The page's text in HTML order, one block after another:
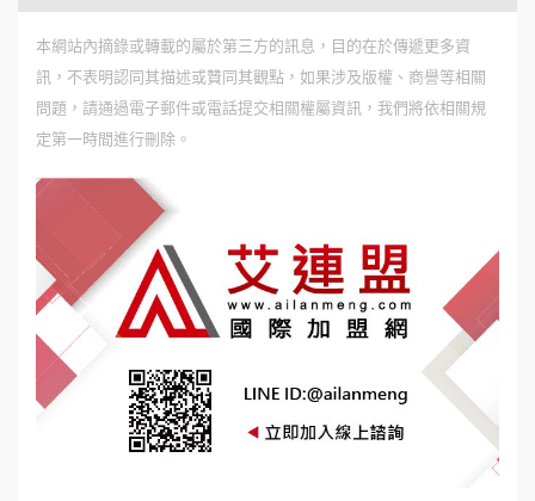
本網站內摘錄或轉載的屬於第三方的訊息，目的在於傳遞更多資
訊，不表明認同其描述或贊同其觀點，如果涉及版權、商譽等相關
問題，請通過電子郵件或電話提交相關權屬資訊，我們將依相關規
定第一時間進行刪除。